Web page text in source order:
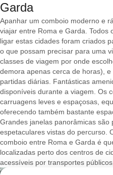
Garda
Apanhar um comboio moderno e
viajar entre Roma e Garda. Todos
ligar estas cidades foram criados
o que possam precisar para uma
classes de viagem por onde
demora apenas cerca de horas),
partidas diárias. Fantásticas
disponíveis durante a viagem. Os
carruagens leves e espaçosas,
oferecendo também bastante
Grandes janelas panorâmicas são
espetaculares vistas do percurso.
comboio entre Roma e Garda é
localizadas perto dos centros de
acessíveis por transportes